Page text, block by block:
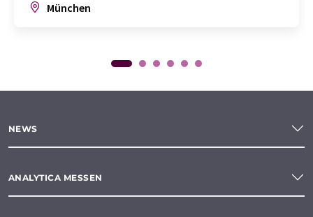
München
NEWS
ANALYTICA MESSEN